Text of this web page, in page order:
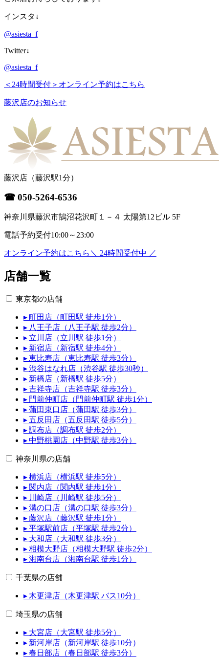
インスタ↓
@asiesta_f
Twitter↓
@asiesta_f
＜24時間受付＞ オンライン予約はこちら
藤沢店のお知らせ
藤沢店 （藤沢駅1分）
☎ 050-5264-6536
神奈川県藤沢市鵠沼花沢町１－４ 太陽第12ビル 5F
電話予約受付10:00～23:00
オンライン予約はこちら ＼ 24時間受付中 ／
店舗一覧
東京都の店舗
▸ 町田店（町田駅 徒歩1分）
▸ 八王子店（八王子駅 徒歩2分）
▸ 立川店（立川駅 徒歩1分）
▸ 新宿店（新宿駅 徒歩4分）
▸ 恵比寿店（恵比寿駅 徒歩3分）
▸ 渋谷はなれ店（渋谷駅 徒歩30秒）
▸ 新橋店（新橋駅 徒歩5分）
▸ 吉祥寺店（吉祥寺駅 徒歩3分）
▸ 門前仲町店（門前仲町駅 徒歩1分）
▸ 蒲田東口店（蒲田駅 徒歩3分）
▸ 五反田店（五反田駅 徒歩5分）
▸ 調布店（調布駅 徒歩2分）
▸ 中野桃園店（中野駅 徒歩3分）
神奈川県の店舗
▸ 横浜店（横浜駅 徒歩5分）
▸ 関内店（関内駅 徒歩1分）
▸ 川崎店（川崎駅 徒歩5分）
▸ 溝の口店（溝の口駅 徒歩3分）
▸ 藤沢店（藤沢駅 徒歩1分）
▸ 平塚駅前店（平塚駅 徒歩2分）
▸ 大和店（大和駅 徒歩3分）
▸ 相模大野店（相模大野駅 徒歩2分）
▸ 湘南台店（湘南台駅 徒歩1分）
千葉県の店舗
▸ 木更津店（木更津駅 バス10分）
埼玉県の店舗
▸ 大宮店（大宮駅 徒歩5分）
▸ 新河岸店（新河岸駅 徒歩10分）
▸ 春日部店（春日部駅 徒歩3分）